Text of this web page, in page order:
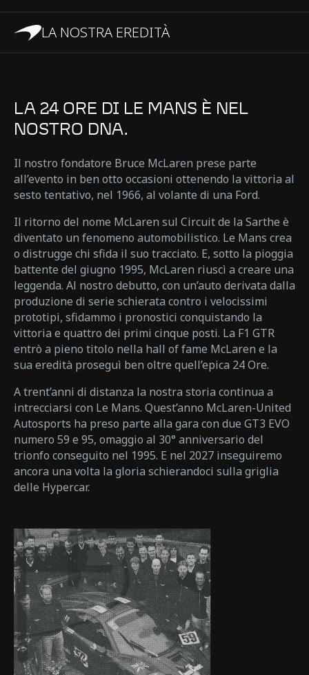
LA NOSTRA EREDITÀ
LA 24 ORE DI LE MANS È NEL
NOSTRO DNA.
Il nostro fondatore Bruce McLaren prese parte
all’evento in ben otto occasioni ottenendo la vittoria al
sesto tentativo, nel 1966, al volante di una Ford.
Il ritorno del nome McLaren sul Circuit de la Sarthe è
diventato un fenomeno automobilistico. Le Mans crea
o distrugge chi sfida il suo tracciato. E, sotto la pioggia
battente del giugno 1995, McLaren riuscì a creare una
leggenda. Al nostro debutto, con un’auto derivata dalla
produzione di serie schierata contro i velocissimi
prototipi, sfidammo i pronostici conquistando la
vittoria e quattro dei primi cinque posti. La F1 GTR
entrò a pieno titolo nella hall of fame McLaren e la
sua eredità proseguì ben oltre quell’epica 24 Ore.
A trent’anni di distanza la nostra storia continua a
intrecciarsi con Le Mans. Quest’anno McLaren-United
Autosports ha preso parte alla gara con due GT3 EVO
numero 59 e 95, omaggio al 30° anniversario del
trionfo conseguito nel 1995. E nel 2027 inseguiremo
ancora una volta la gloria schierandoci sulla griglia
delle Hypercar.